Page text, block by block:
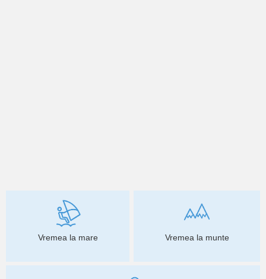
Vremea la mare Vremea la munte